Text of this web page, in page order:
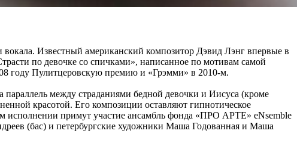
Известный американский композитор Дэвид Лэнг впервые в
по девочке со спичками», написанное по мотивам самой
году Пулитцеровскую премию и «Грэмми» в 2010-м.
между страданиями бедной девочки и Иисуса (кроме
красотой. Его композиции оставляют гипнотическое
исполнении примут участие ансамбль фонда «ПРО АРТЕ» eNsemble
(бас) и петербургские художники Маша Годованная и Маша